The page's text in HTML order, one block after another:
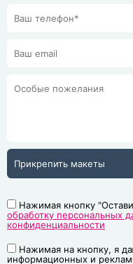
Прикрепить макеты
Нажимая кнопку
обработку персональных
конфиденциальности
Нажимая на кнопку, я
информационных и